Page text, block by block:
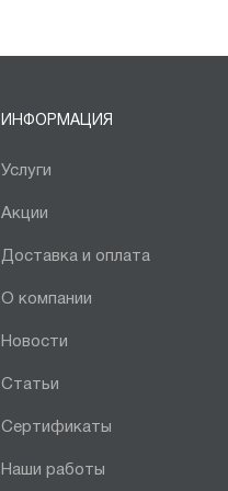
ИНФОРМАЦИЯ
Услуги
Акции
Доставка и оплата
О компании
Новости
Статьи
Сертификаты
Наши работы